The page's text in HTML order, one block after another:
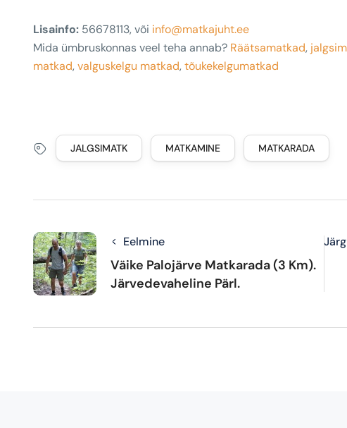
Lisainfo: 56678113, või info@matkajuht.ee
Mida ümbruskonnas veel teha annab? Räätsamatkad,
matkad,valguskelgu matkad,tõukekelgumatkad
JALGSIMATK MATKAMINE MATKARADA
Eelmine
Väike Palojärve Matkarada (3 Km).
Järvedevaheline Pärl.